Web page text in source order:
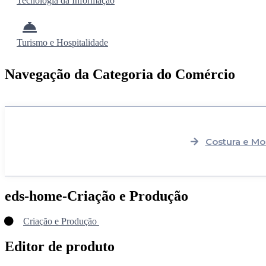
Turismo e Hospitalidade
Navegação da Categoria do Comércio
Costura e
eds-home-Criação e Produção
Criação e Produção
Editor de produto